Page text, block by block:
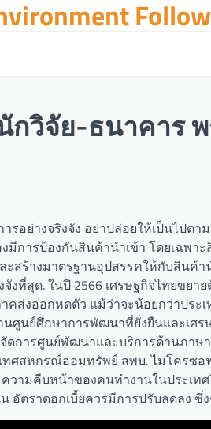
กวิจัย-ธนาคาร
อย่างจริงจัง อย่าปล่อยให้เป็นไปต
มีการป้องกันสินค้านำเข้า โดยเฉพ
สร้างมาตรฐานอุปสรรคให้กับสินค้า
งที่สุด. ในปี 2566 เศรษฐกิจไทยขยา
คส่งออกหดตัว แม้ว่าจะน้อยกว่าประ
นศูนย์ศึกษาการพัฒนาที่ยั่งยืนและเศ
การศูนย์พัฒนาและบริการด้านภาษ
สหกรณ์ออมทรัพย์ สพบ. ไมโครซอฟ
ความคืบหน้าของคนทำงานในประเ
ตราดอกเบี้ยควรมีการปรับลดลง ซึ่